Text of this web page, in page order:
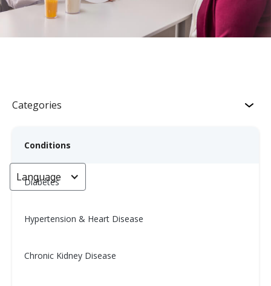
Categories
Conditions
Diabetes
Hypertension & Heart Disease
Chronic Kidney Disease
Language
安全儲存胰島素的5個最佳實踐
Yiwen Lu, MS, RD